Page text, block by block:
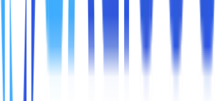
Nama
Email
No. Handphone